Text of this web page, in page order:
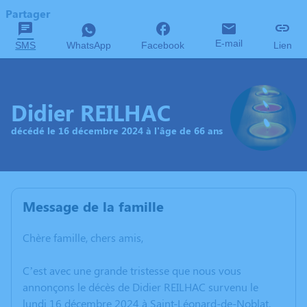
Partager
SMS WhatsApp Facebook E-mail Lien
Didier REILHAC
décédé le 16 décembre 2024 à l'âge de 66 ans
Message de la famille
Chère famille, chers amis,
C’est avec une grande tristesse que nous vous
annonçons le décès de Didier REILHAC survenu le
lundi 16 décembre 2024 à Saint-Léonard-de-Noblat.